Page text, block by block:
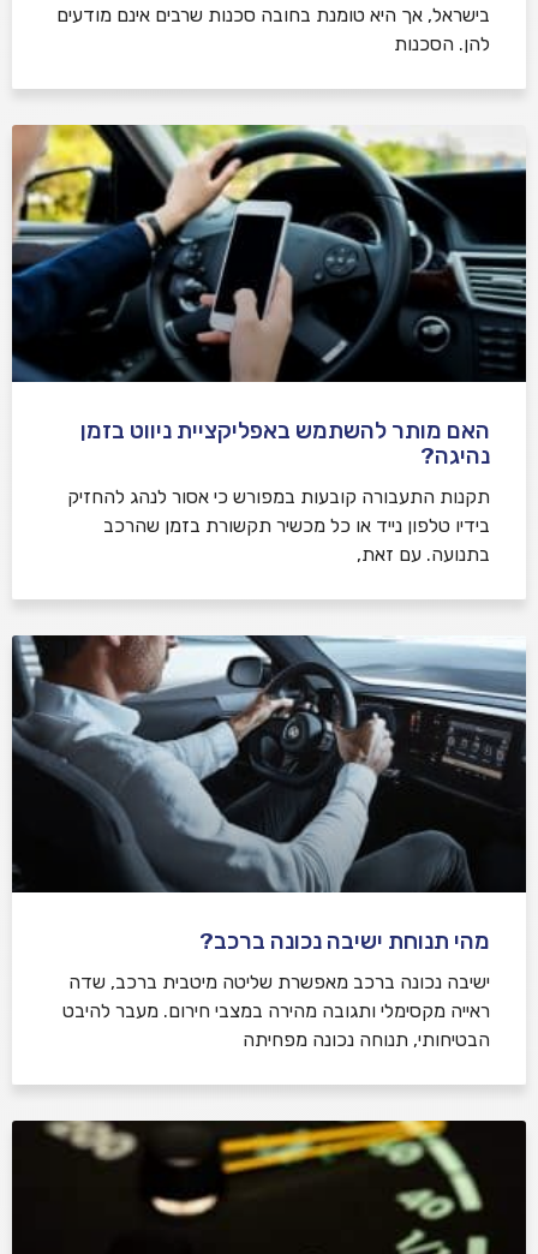
בישראל, אך היא טומנת בחובה סכנות שרבים אינם מודעים
להן. הסכנות
האם מותר להשתמש באפליקציית ניווט בזמן
נהיגה?
תקנות התעבורה קובעות במפורש כי אסור לנהג להחזיק
בידיו טלפון נייד או כל מכשיר תקשורת בזמן שהרכב
בתנועה. עם זאת,
מהי תנוחת ישיבה נכונה ברכב?
ישיבה נכונה ברכב מאפשרת שליטה מיטבית ברכב, שדה
ראייה מקסימלי ותגובה מהירה במצבי חירום. מעבר להיבט
הבטיחותי, תנוחה נכונה מפחיתה